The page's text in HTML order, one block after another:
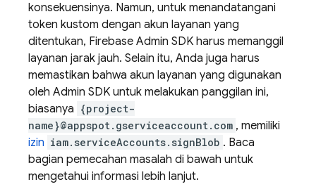
konsekuensinya. Namun, untuk menandatangani
token kustom dengan akun layanan yang
ditentukan, Firebase Admin SDK harus memanggil
layanan jarak jauh. Selain itu, Anda juga harus
memastikan bahwa akun layanan yang digunakan
oleh Admin SDK untuk melakukan panggilan ini,
biasanya {project-
name}@appspot.gserviceaccount.com , memiliki
izin iam.serviceAccounts.signBlob . Baca
bagian pemecahan masalah di bawah untuk
mengetahui informasi lebih lanjut.